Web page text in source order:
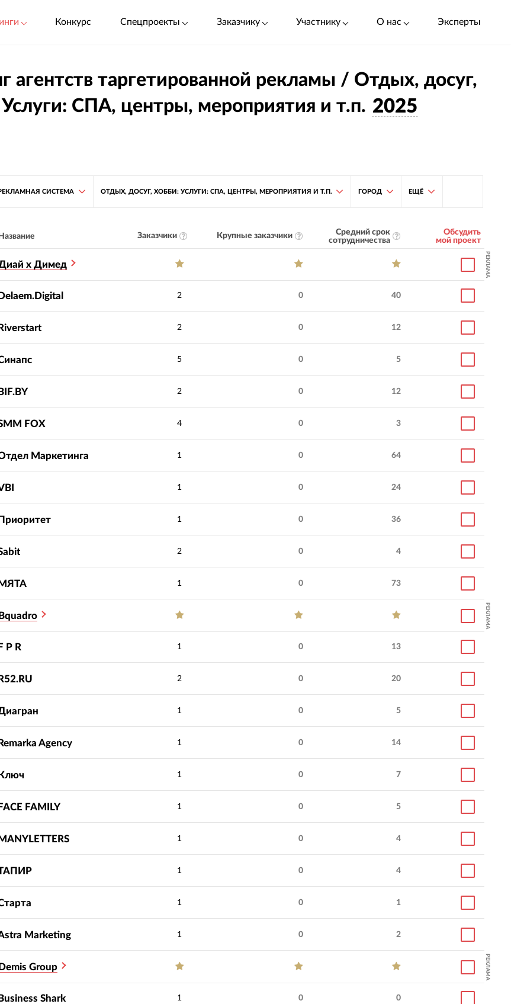
Конкурс Спецпроекты Заказчику Участнику О нас Эксперты
агентств таргетированной рекламы / Отдых, досуг,
СПА, центры, мероприятия и т.п. 2025
СИСТЕМА ОТДЫХ, ДОСУГ, ХОББИ: УСЛУГИ: СПА, ЦЕНТРЫ, МЕРОПРИЯТИЯ И Т.П. ГОРОД ЕЩЁ
Название Заказчики Крупные заказчики
Средний срок
сотрудничества
Обсудить
мой проект
х Димед РЕКЛАМА
Delaem.Digital 2 0 40
Riverstart 2 0 12
5 0 5
BIF.BY 2 0 12
FOX 4 0 3
Маркетинга 1 0 64
1 0 24
Приоритет 1 0 36
2 0 4
МЯТА 1 0 73
Bquadro РЕКЛАМА
F P R 1 0 13
R52.RU 2 0 20
1 0 5
Remarka Agency 1 0 14
Ключ 1 0 7
FACE FAMILY 1 0 5
MANYLETTERS 1 0 4
1 0 4
1 0 1
Marketing 1 0 2
Demis Group РЕКЛАМА
Business Shark 1 0 0